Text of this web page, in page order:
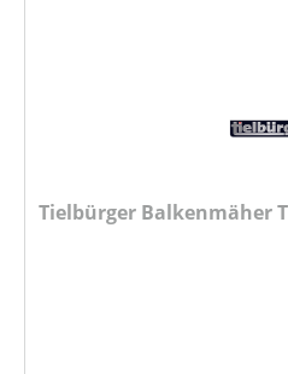
Tielbürger Balkenmäher